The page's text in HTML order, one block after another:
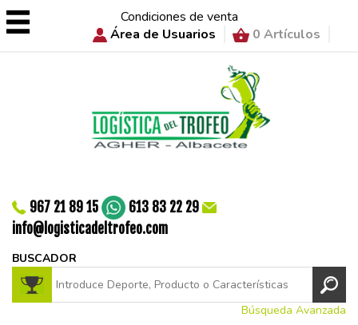
Condiciones de venta
Área de Usuarios
0 Artículos
967 21 89 15
613 83 22 29
info@logisticadeltrofeo.com
BUSCADOR
Búsqueda Avanzada